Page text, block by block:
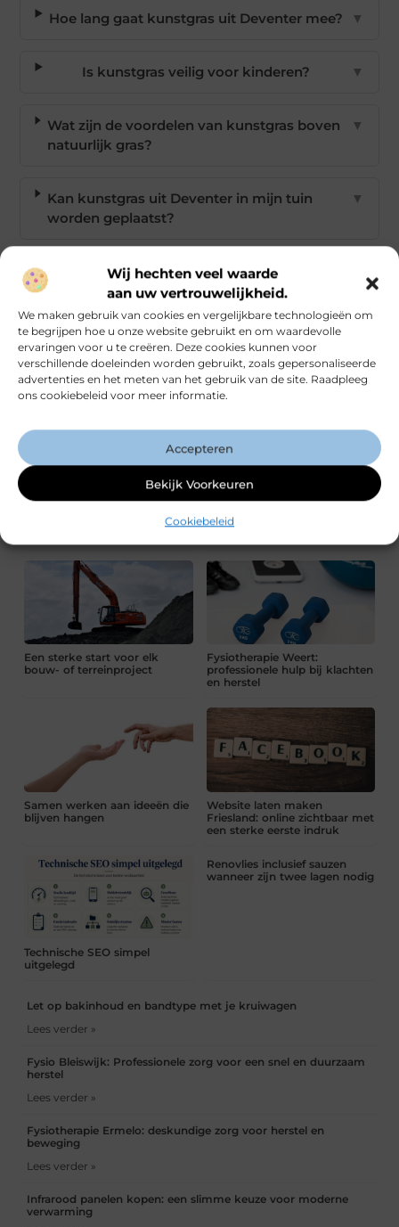
Wij hechten veel waarde
aan uw vertrouwelijkheid.
We maken gebruik van cookies en vergelijkbare technologieën om
te begrijpen hoe u onze website gebruikt en om waardevolle
ervaringen voor u te creëren. Deze cookies kunnen voor
verschillende doeleinden worden gebruikt, zoals gepersonaliseerde
advertenties en het meten van het gebruik van de site. Raadpleeg
ons cookiebeleid voor meer informatie.
Accepteren
Bekijk Voorkeuren
Cookiebeleid
Hoe lang gaat kunstgras uit Deventer mee? ▼
Is kunstgras veilig voor kinderen? ▼
Wat zijn de voordelen van kunstgras boven
natuurlijk gras?
▼
Kan kunstgras uit Deventer in mijn tuin
worden geplaatst?
▼
Goed artikel? Deel hem dan op:
(Twitter)
Facebook Pinterest LinkedIn
Tags:
Meer Berichten
financieel? 6 cijfers om in de
controles slimmer te
Een sterke start voor elk
bouw- of terreinproject
Fysiotherapie Weert:
professionele hulp bij klachten
en herstel
Samen werken aan ideeën die
blijven hangen
Website laten maken
Friesland: online zichtbaar met
een sterke eerste indruk
Technische SEO simpel
uitgelegd
Renovlies inclusief sauzen
wanneer zijn twee lagen nodig
Let op bakinhoud en bandtype met je kruiwagen
Lees verder »
Fysio Bleiswijk: Professionele zorg voor een snel en duurzaam
herstel
Lees verder »
Fysiotherapie Ermelo: deskundige zorg voor herstel en
beweging
Lees verder »
Infrarood panelen kopen: een slimme keuze voor moderne
verwarming